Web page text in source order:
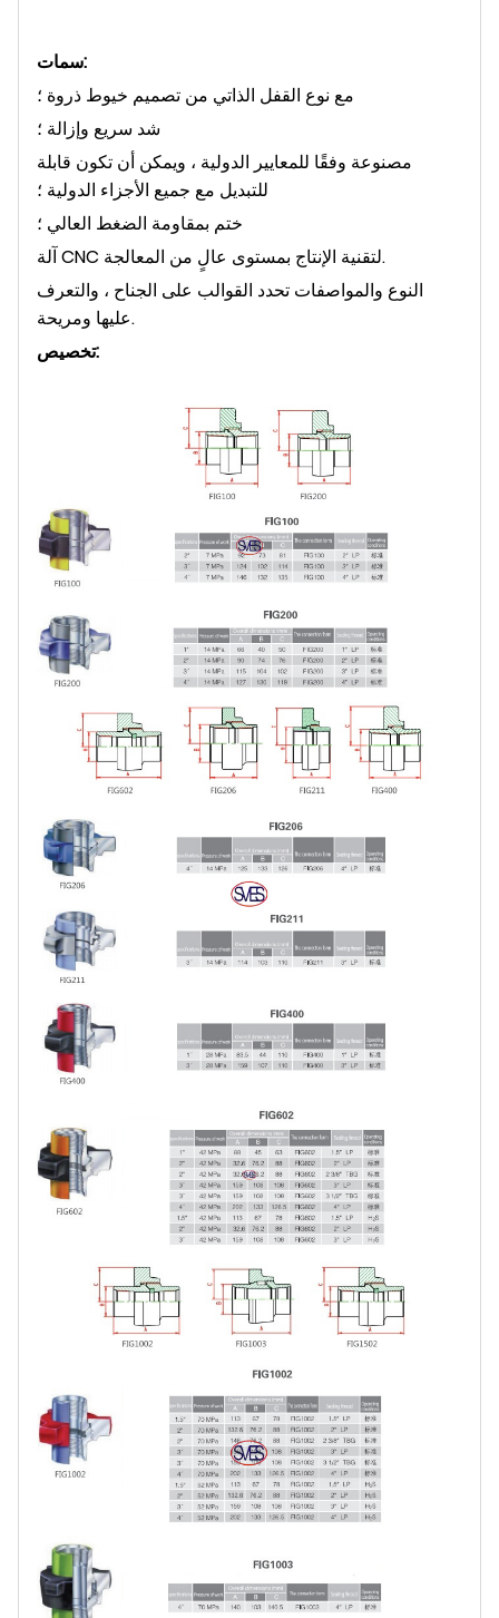
سمات:
مع نوع القفل الذاتي من تصميم خيوط ذروة ؛
شد سريع وإزالة ؛
مصنوعة وفقًا للمعايير الدولية ، ويمكن أن تكون قابلة
للتبديل مع جميع الأجزاء الدولية ؛
ختم بمقاومة الضغط العالي ؛
آلة CNC لتقنية الإنتاج بمستوى عالٍ من المعالجة.
النوع والمواصفات تحدد القوالب على الجناح ، والتعرف
عليها ومريحة.
تخصيص: